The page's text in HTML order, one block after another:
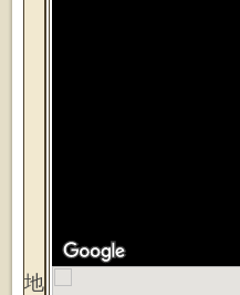
地